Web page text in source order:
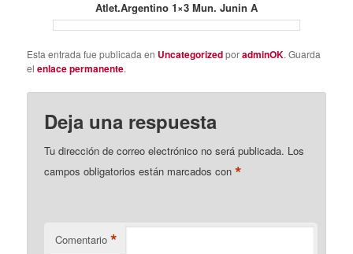
Atlet.Argentino 1×3 Mun. Junin A
Esta entrada fue publicada en UncategorizedporadminOK. Guarda
elenlace permanente.
Deja una respuesta
Tu dirección de correo electrónico no será publicada. Los
campos obligatorios están marcados con*
Comentario *